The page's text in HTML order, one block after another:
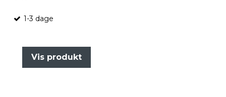
1-3 dage
Vis produkt